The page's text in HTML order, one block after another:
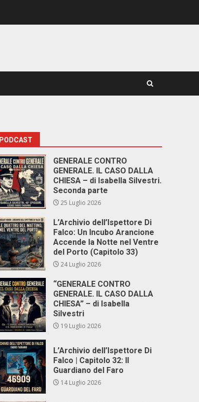
PODCAST
GENERALE CONTRO
GENERALE. IL CASO DALLA
CHIESA – di Isabella Silvestri.
Seconda parte
25 Luglio 2026
L’Archivio dell’Ispettore Di
Falco: Un Incubo Arancione
Accende la Notte nel Ventre
del Porto (Capitolo 33)
24 Luglio 2026
“GENERALE CONTRO
GENERALE. IL CASO DALLA
CHIESA” – di Isabella
Silvestri
19 Luglio 2026
L’Archivio dell’Ispettore Di
Falco | Capitolo 32: Il
Guardiano del Faro
14 Luglio 2026